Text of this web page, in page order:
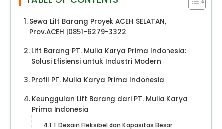
Sewa Lift Barang Proyek ACEH SELATAN,
Prov.ACEH |0851-6279-3322
Lift Barang PT. Mulia Karya Prima Indonesia:
Solusi Efisiensi untuk Industri Modern
Profil PT. Mulia Karya Prima Indonesia
Keunggulan Lift Barang dari PT. Mulia Karya
Prima Indonesia
1. Desain Fleksibel dan Kapasitas Besar